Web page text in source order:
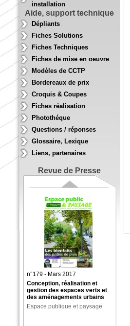
installation
Aide, support technique
Dépliants
Fiches Solutions
Fiches Techniques
Fiches de mise en oeuvre
Modèles de CCTP
Bordereaux de prix
Croquis & Coupes
Fiches réalisation
Photothéque
Questions / réponses
Glossaire, Lexique
Liens, partenaires
Revue de Presse
n°179 - Mars 2017
Conception, réalisation et
gestion des espaces verts et
des aménagements urbains
Espace publique et paysage